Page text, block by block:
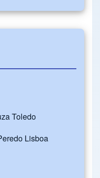
Toledo
Lisboa